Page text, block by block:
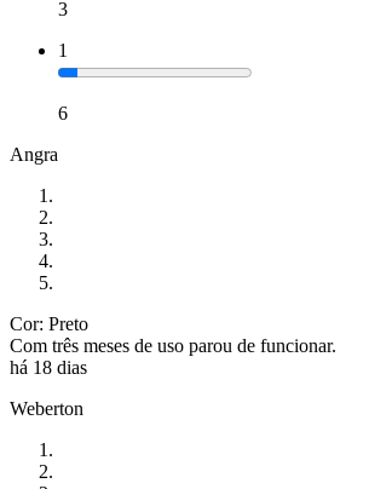
3
1
6
Angra
Cor: Preto
Com três meses de uso parou de funcionar.
há 18 dias
Weberton